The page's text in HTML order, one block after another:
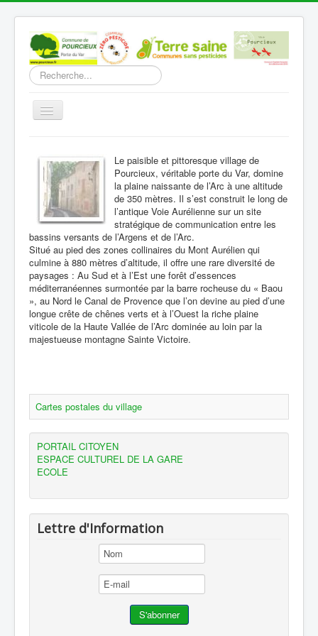
Rechercher
Basculer
Découverte
Vie Municipale
Vie locale
Infos pratiques
Communication
Vous êtes ici : Accueil Découverte Le Village
Le paisible et pittoresque village de
Pourcieux, véritable porte du Var, domine
la plaine naissante de l’Arc à une altitude
de 350 mètres. Il s’est construit le long de
l’antique Voie Aurélienne sur un site
stratégique de communication entre les
bassins versants de l’Argens et de l’Arc.
Situé au pied des zones collinaires du Mont Aurélien qui
culmine à 880 mètres d’altitude, il offre une rare diversité de
paysages : Au Sud et à l’Est une forêt d’essences
méditerranéennes surmontée par la barre rocheuse du « Baou
», au Nord le Canal de Provence que l’on devine au pied d’une
longue crête de chênes verts et à l’Ouest la riche plaine
viticole de la Haute Vallée de l’Arc dominée au loin par la
majestueuse montagne Sainte Victoire.
Cartes postales du village
PORTAIL CITOYEN
ESPACE CULTUREL DE LA GARE
ECOLE
Lettre d'Information